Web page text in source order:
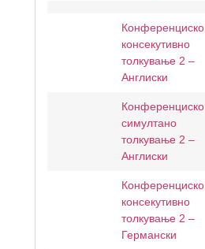
Конференциско
консекутивно
толкување 2 –
Англиски
Конференциско
симултано
толкување 2 –
Англиски
Конференциско
консекутивно
толкување 2 –
Германски